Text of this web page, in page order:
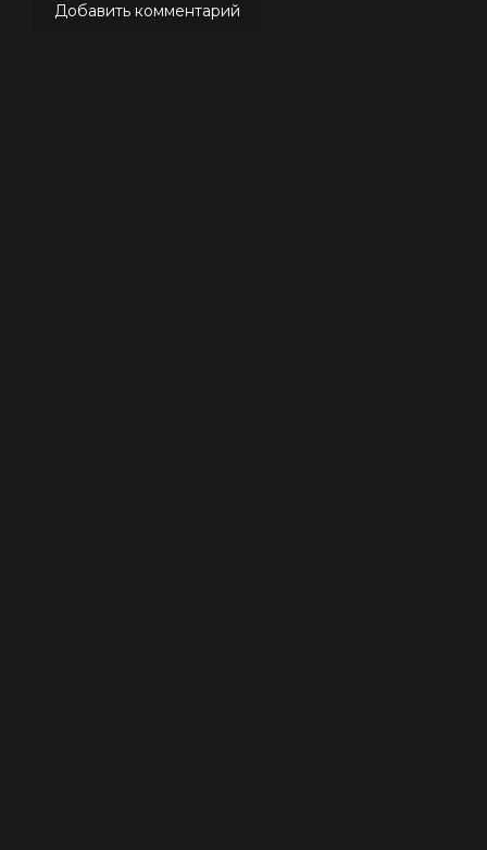
Добавить комментарий